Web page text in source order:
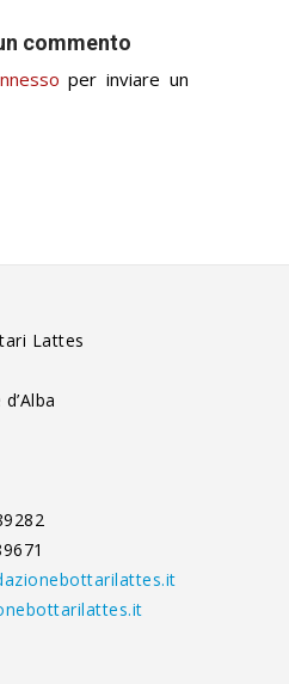
commento
per inviare un
Lattes